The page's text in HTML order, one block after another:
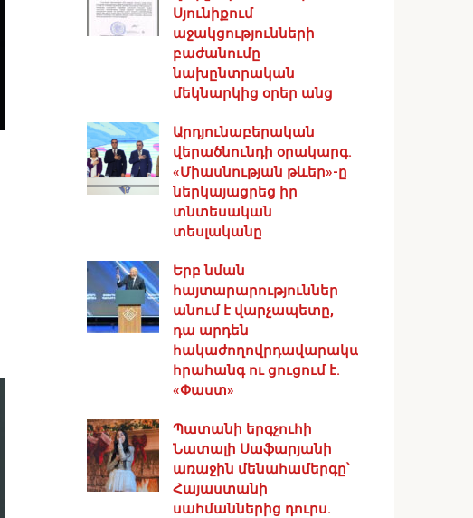
Սյունիքում
աջակցությունների
բաժանումը
նախընտրական
մեկնարկից օրեր անց
Արդյունաբերական
վերածնունդի օրակարգ․
«Միասնության թևեր»-ը
ներկայացրեց իր
տնտեսական
տեսլականը
Երբ նման
հայտարարություններ
անում է վարչապետը,
դա արդեն
հակաժողովրդավարական
հրահանգ ու ցուցում է.
«Փաստ»
Պատանի երգչուհի
Նատալի Սաֆարյանի
առաջին մենահամերգը՝
Հայաստանի
սահմաններից դուրս.